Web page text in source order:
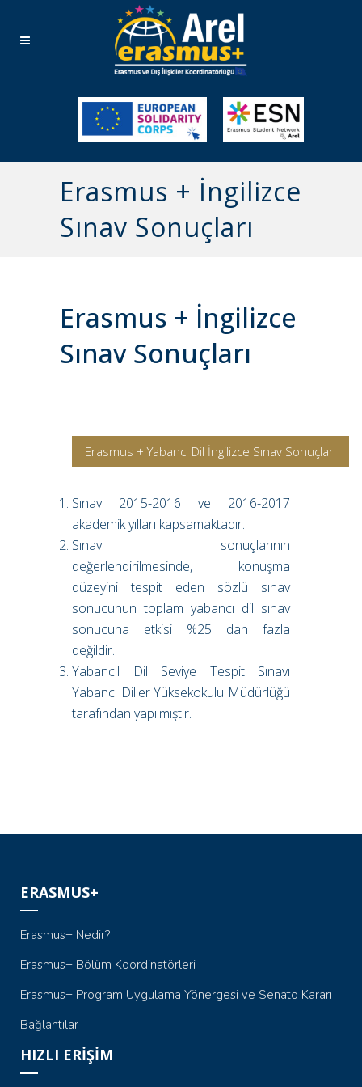
Erasmus + İngilizce
Sınav Sonuçları
Erasmus + İngilizce
Sınav Sonuçları
Erasmus + Yabancı Dil İngilizce Sınav Sonuçları
Sınav 2015-2016 ve 2016-2017
akademik yılları kapsamaktadır.
Sınav sonuçlarının
değerlendirilmesinde, konuşma
düzeyini tespit eden sözlü sınav
sonucunun toplam yabancı dil sınav
sonucuna etkisi %25 dan fazla
değildir.
Yabancıl Dil Seviye Tespit Sınavı
Yabancı Diller Yüksekokulu Müdürlüğü
tarafından yapılmıştır.
ERASMUS+
Erasmus+ Nedir?
Erasmus+ Bölüm Koordinatörleri
Erasmus+ Program Uygulama Yönergesi ve Senato Kararı
Bağlantılar
HIZLI ERİŞİM